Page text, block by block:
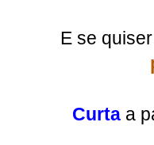
E se
Curta a